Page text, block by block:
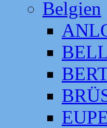
Belgien